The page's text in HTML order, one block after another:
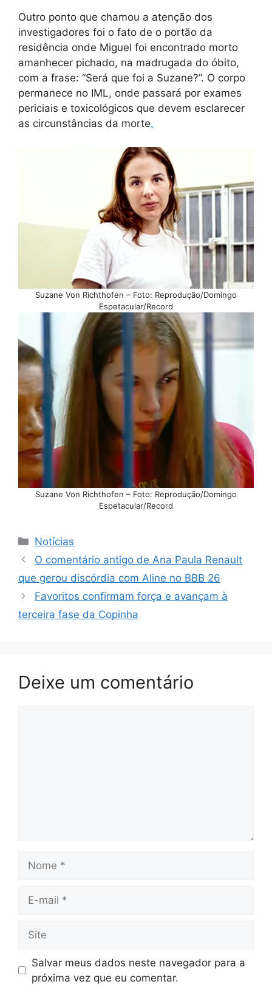
Outro ponto que chamou a atenção dos
investigadores foi o fato de o portão da
residência onde Miguel foi encontrado morto
amanhecer pichado, na madrugada do óbito,
com a frase: “Será que foi a Suzane?”. O corpo
permanece no IML, onde passará por exames
periciais e toxicológicos que devem esclarecer
as circunstâncias da morte.
Suzane Von Richthofen – Foto: Reprodução/Domingo
Espetacular/Record
Suzane Von Richthofen – Foto: Reprodução/Domingo
Espetacular/Record
Categorias
Notícias
O comentário antigo de Ana Paula Renault
que gerou discórdia com Aline no BBB 26
Favoritos confirmam força e avançam à
terceira fase da Copinha
Deixe um comentário
mail
Salvar meus dados neste navegador para a
próxima vez que eu comentar.